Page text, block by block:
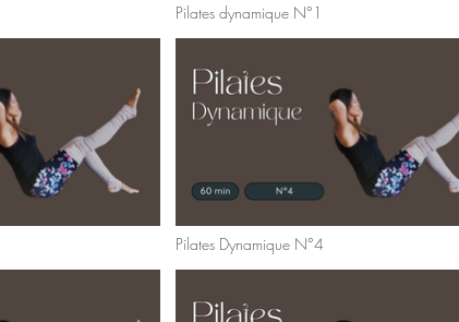
Pilates dynamique N°1
Pilates Dynamique N°4